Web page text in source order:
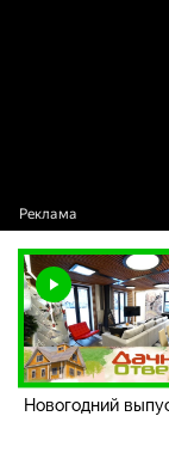
Новогодний